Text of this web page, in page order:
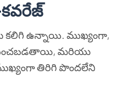
కలిగి ఉన్నాయి. ముఖ్యంగా,
మరియు
తిరిగి పొందలేని